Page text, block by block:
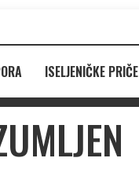
ISELJENIČKE PRIČE